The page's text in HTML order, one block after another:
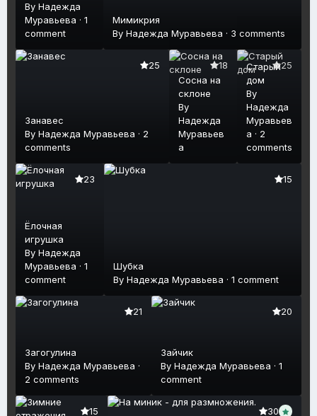
By Надежда
Муравьева · 1
comment
Мимикрия
ByНадежда Муравьева · 3 comments
25
Занавес
By Надежда Муравьева · 2
comments
18
Сосна на
склоне
By
Надежда
Муравьев
а
25
Старый
дом
By
Надежда
Муравьев
а · 2
comments
23
Ёлочная
игрушка
By Надежда
Муравьева · 1
comment
15
Шубка
By Надежда Муравьева · 1 comment
21
Загогулина
By Надежда Муравьева ·
2 comments
20
Зайчик
ByНадежда Муравьева ·1
comment
15 30